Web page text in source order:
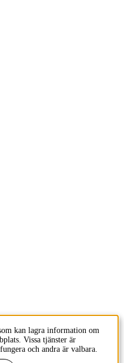
kan lagra information om
Vissa tjänster är
och andra är valbara.